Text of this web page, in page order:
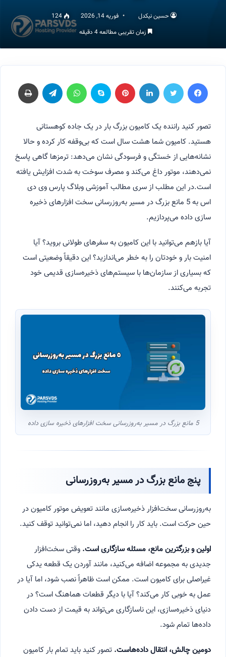
حسین نیکدل فوریه 14, 2026
124
زمان تقریبی مطالعه 4 دقیقه
فیسبوک توییتر لینکداین پینتریست اسکایپ واتس آپ تلگرام چاپ
تصور کنید راننده یک کامیون بزرگ بار در یک جاده کوهستانی
هستید. کامیون شما هشت سال است که بی‌وقفه کار کرده و حالا
نشانه‌هایی از خستگی و فرسودگی نشان می‌دهد: ترمزها گاهی پاسخ
نمی‌دهند، موتور داغ می‌کند و مصرف سوخت به شدت افزایش یافته
است.در این مطلب از سری مطالب آموزشی وبلاگ پارس وی دی
اس به 5 مانع بزرگ در مسیر به‌روزرسانی سخت افزارهای ذخیره
سازی داده می‌پردازیم.
آیا بازهم می‌توانید با این کامیون به سفرهای طولانی بروید؟ آیا
امنیت بار و خودتان را به خطر می‌اندازید؟ این دقیقاً وضعیتی است
که بسیاری از سازمان‌ها با سیستم‌های ذخیره‌سازی قدیمی خود
تجربه می‌کنند.
5 مانع بزرگ در مسیر به‌روزرسانی سخت افزارهای ذخیره سازی داده
پنج مانع بزرگ در مسیر به‌روزرسانی
به‌روزرسانی سخت‌افزار ذخیره‌سازی مانند تعویض موتور کامیون در
حین حرکت است. باید کار را انجام دهید، اما نمی‌توانید توقف کنید.
اولین و بزرگترین مانع، مسئله سازگاری است. وقتی سخت‌افزار
جدیدی به مجموعه اضافه می‌کنید، مانند آوردن یک قطعه یدکی
غیراصلی برای کامیون است. ممکن است ظاهراً نصب شود، اما آیا در
عمل به خوبی کار می‌کند؟ آیا با دیگر قطعات هماهنگ است؟ در
دنیای ذخیره‌سازی، این ناسازگاری می‌تواند به قیمت از دست دادن
داده‌ها تمام شود.
دومین چالش، انتقال داده‌هاست. تصور کنید باید تمام بار کامیون